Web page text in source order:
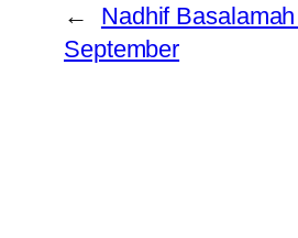
←
Nadhif
September